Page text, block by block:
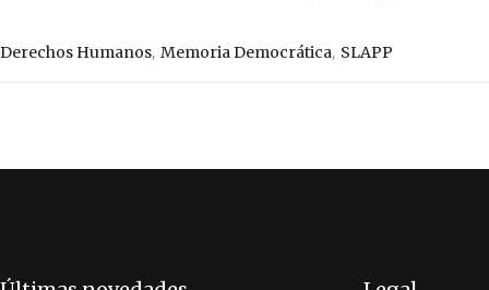
Derechos Humanos, Memoria Democrática, SLAPP